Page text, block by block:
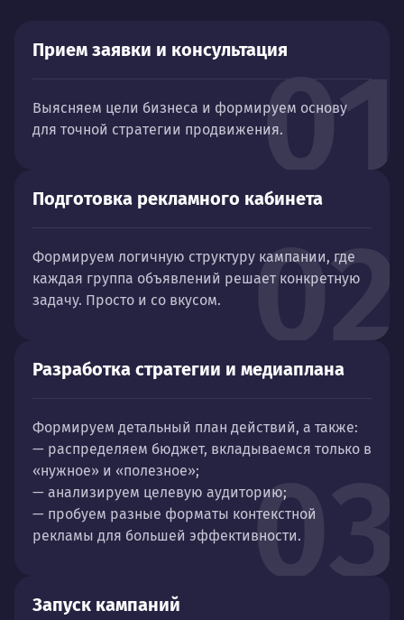
01
Прием заявки и консультация
Выясняем цели бизнеса и формируем основу
для точной стратегии продвижения.
02
Подготовка рекламного кабинета
Формируем логичную структуру кампании, где
каждая группа объявлений решает конкретную
задачу. Просто и со вкусом.
03
Разработка стратегии и медиаплана
Формируем детальный план действий, а также:
— распределяем бюджет, вкладываемся только в
«нужное» и «полезное»;
— анализируем целевую аудиторию;
— пробуем разные форматы контекстной
рекламы для большей эффективности.
Запуск кампаний